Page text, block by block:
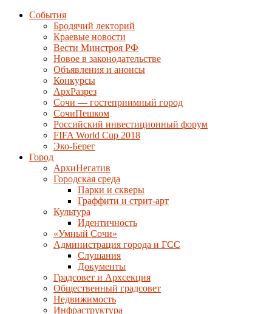
События
Бродячий лекторий
Краевые новости
Вести Минстроя РФ
Новое в законодательстве
Объявления и анонсы
Конкурсы
АрхРазрез
Сочи — гостеприимный город
СочиПешком
Российский инвестиционный форум
FIFA World Cup 2018
Эко-Берег
Город
АрхиНегатив
Городская среда
Парки и скверы
Граффити и стрит-арт
Культура
Идентичность
«Умный Сочи»
Администрация города и ГСС
Слушания
Документы
Градсовет и Архсекция
Общественный градсовет
Недвижимость
Инфраструктура